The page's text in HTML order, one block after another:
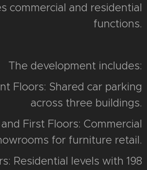
commercial and residential
functions.
The development includes:
Floors: Shared car parking
across three buildings.
First Floors: Commercial
for furniture retail.
Residential levels with 198